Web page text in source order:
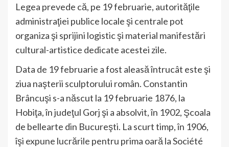
Legea prevede că, pe 19 februarie, autorităţile
administraţiei publice locale şi centrale pot
organiza şi sprijini logistic şi material manifestări
cultural-artistice dedicate acestei zile.
Data de 19 februarie a fost aleasă întrucât este şi
ziua naşterii sculptorului român. Constantin
Brâncuşi s-a născut la 19 februarie 1876, la
Hobiţa, în judeţul Gorj şi a absolvit, în 1902, Şcoala
de bellearte din Bucureşti. La scurt timp, în 1906,
îşi expune lucrările pentru prima oară la Société